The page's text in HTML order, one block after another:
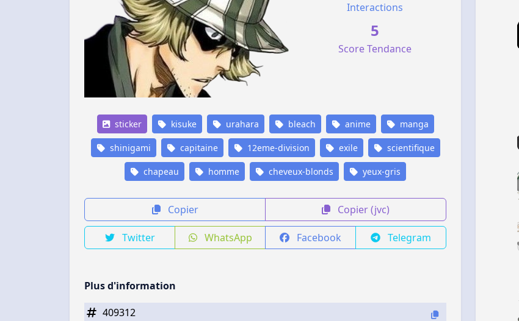
Interactions
5
Score Tendance
sticker kisuke urahara bleach anime manga
shinigami capitaine 12eme-division exile scientifique
chapeau homme cheveux-blonds yeux-gris
Copier Copier (jvc)
Twitter WhatsApp Facebook Telegram
Plus d'information
409312